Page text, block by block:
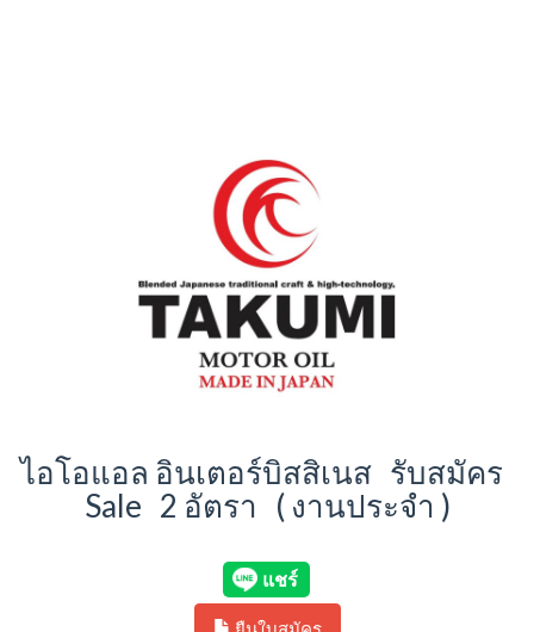
ไอโอแอล อินเตอร์บิสสิเนส รับสมัคร
Sale 2 อัตรา ( งานประจำ )